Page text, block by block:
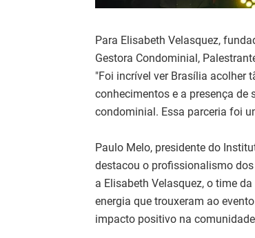
Para Elisabeth Velasquez,
Gestora Condominial,
"Foi incrível ver Brasília acolher
conhecimentos e a presença
condominial. Essa parceria foi
Paulo Melo, presidente do
destacou o profissionalismo
a Elisabeth Velasquez, o time
energia que trouxeram ao
impacto positivo na